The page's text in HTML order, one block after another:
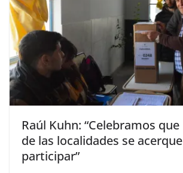
Raúl Kuhn: “Celebramos
de las localidades se
participar”